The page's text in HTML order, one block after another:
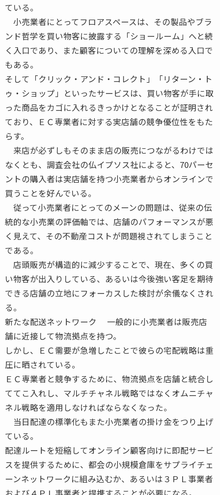
ている。
小売業者にとってフロアスペースは、その製品やブラ
ンド哲学を買い物客に披露する「ショールーム」へと続
く入口であり、また顧客についての理解を深める入口で
もある。
そして「クリック・アンド・コレクト」「リターン・ト
ゥ・ショップ」といったサービスは、買い物客が手に取
った商品をカゴに入れるきっかけとなることが証明され
ており、ＥＣ専業者に対する実店舗の競争優位性をもた
らす。
来店が必ずしもそのまま店の販売につながるわけでは
なくとも、調査会社の仏イプソス社によると、70パーセ
ントの購入者は実店舗を持つ小売業者からオンラインで
買うことを好んでいる。
従って小売業者にとってのメーンの問題は、従来の伝
統的な小売業の評価軸では、店舗のパフォーマンスが悪
く見えて、その不動産コストが問題視されてしまうこと
である。
店頭販売が構造的に減少することで、現在、多くの買
い物客が出入りしている、あるいは今後強い客足を期待
できる店舗の立地にフォーカスした検討が余儀なくされ
る。
新たな配送ネットワーク 一般的に小売業者は販売店
舗に近接して物流拠点を持つ。
しかし、ＥＣ需要が急増したことで彼らの宅配戦略は重
圧に晒されている。
ＥＣ専業者と競争するために、物流拠点を店舗と統合し
ててこ入れし、マルチチャネル戦略ではなくオムニチャ
ネル戦略を適用しなければならなくなった。
当日配達の標準化もまた小売業者の掛け金をつり上げ
ている。
配達ルートを短縮してオンライン顧客向けに即配サービ
スを提供するために、都会の小規模倉庫をサプライチェ
ーンネットワークに組み込むか、あるいは３ＰＬ事業者